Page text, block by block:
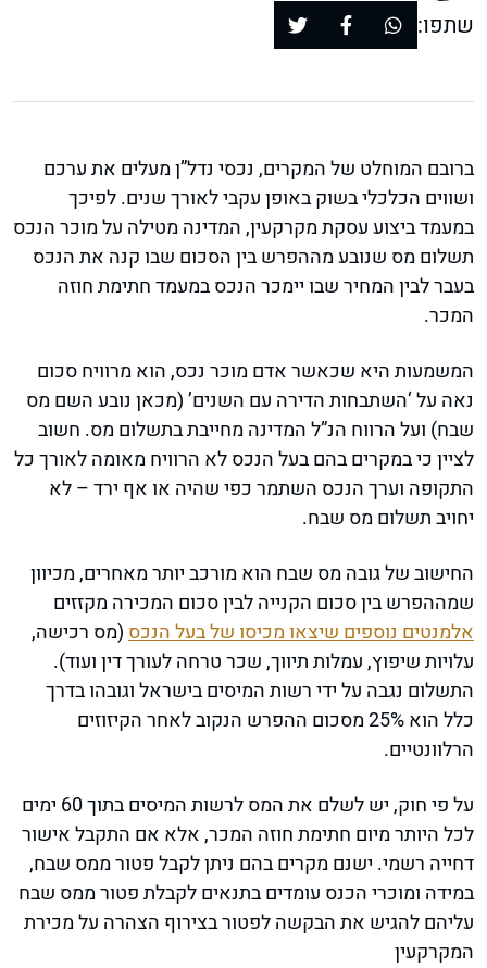
שתפו:
ברובם המוחלט של המקרים, נכסי נדל”ן מעלים את ערכם
ושווים הכלכלי בשוק באופן עקבי לאורך שנים. לפיכך
במעמד ביצוע עסקת מקרקעין, המדינה מטילה על מוכר הנכס
תשלום מס שנובע מההפרש בין הסכום שבו קנה את הנכס
בעבר לבין המחיר שבו יימכר הנכס במעמד חתימת חוזה
המכר.
המשמעות היא שכאשר אדם מוכר נכס, הוא מרוויח סכום
נאה על ‘השתבחות הדירה עם השנים’ (מכאן נובע השם מס
שבח) ועל הרווח הנ”ל המדינה מחייבת בתשלום מס. חשוב
לציין כי במקרים בהם בעל הנכס לא הרוויח מאומה לאורך כל
התקופה וערך הנכס השתמר כפי שהיה או אף ירד – לא
יחויב תשלום מס שבח.
החישוב של גובה מס שבח הוא מורכב יותר מאחרים, מכיוון
שמההפרש בין סכום הקנייה לבין סכום המכירה מקזזים
אלמנטים נוספים שיצאו מכיסו של בעל הנכס(מס רכישה,
עלויות שיפוץ, עמלות תיווך, שכר טרחה לעורך דין ועוד).
התשלום נגבה על ידי רשות המיסים בישראל וגובהו בדרך
כלל הוא 25% מסכום ההפרש הנקוב לאחר הקיזוזים
הרלוונטיים.
על פי חוק, יש לשלם את המס לרשות המיסים בתוך 60 ימים
לכל היותר מיום חתימת חוזה המכר, אלא אם התקבל אישור
דחייה רשמי. ישנם מקרים בהם ניתן לקבל פטור ממס שבח,
במידה ומוכרי הכנס עומדים בתנאים לקבלת פטור ממס שבח
עליהם להגיש את הבקשה לפטור בצירוף הצהרה על מכירת
המקרקעין